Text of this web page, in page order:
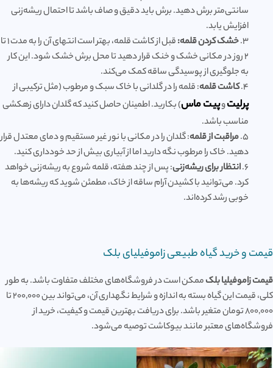
سانتی‌متر برش دهید. برش باید دقیق و صاف باشد تا احتمال ریشه‌زنی
افزایش یابد.
3. خشک کردن قلمه:
قبل از کاشت قلمه، بهتر است انتهای آن را به مدت ۱ تا
۲ روز در مکانی خشک و خنک قرار دهید تا محل برش خشک شود. این کار
به جلوگیری از پوسیدگی ساقه کمک می‌کند.
4. کاشت قلمه: قلمه را در گلدانی با خاک سبک و مرطوب (مثل ترکیبی از
پرلیتوپیت ماس) بکارید. اطمینان حاصل کنید که گلدان دارای زهکشی
مناسب باشد.
5. مراقبت از قلمه: گلدان را در مکانی با نور غیر مستقیم و دمای معتدل قرار
دهید. خاک را مرطوب نگه دارید اما از آبیاری بیش از حد خودداری کنید.
6. انتظار برای ریشه‌زنی: پس از چند هفته، قلمه شروع به ریشه‌زنی خواهد
کرد. می‌توانید با کشیدن آرام ساقه از خاک، مطمئن شوید که ریشه‌ها به
خوبی رشد کرده‌اند.
قیمت و خرید گیاه طبیعی زاموفیلیای بلک
قیمت زاموفیلیا بلکممکن است در فروشگاه‌های مختلف متفاوت باشد. به طور
کلی، قیمت این گیاه بسته به اندازه و شرایط نگهداری آن، می‌تواند بین ۲۰۰,۰۰۰ تا
۸۰۰,۰۰۰ تومان متغیر باشد. برای دریافت بهترین قیمت و کیفیت، خرید از
فروشگاه‌های معتبر مانند بیوکاشت توصیه می‌شود.